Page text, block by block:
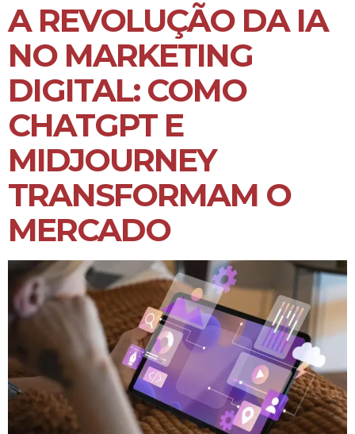
A REVOLUÇÃO DA IA
NO MARKETING
DIGITAL: COMO
CHATGPT E
MIDJOURNEY
TRANSFORMAM O
MERCADO